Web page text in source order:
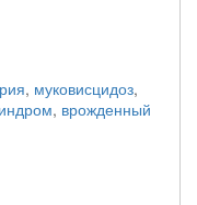
, муковисцидоз,
, врожденный